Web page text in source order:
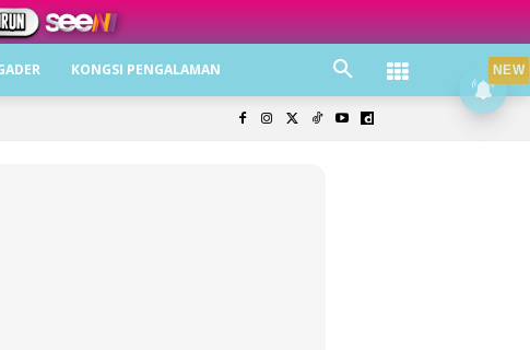
KONGSI PENGALAMAN NEW